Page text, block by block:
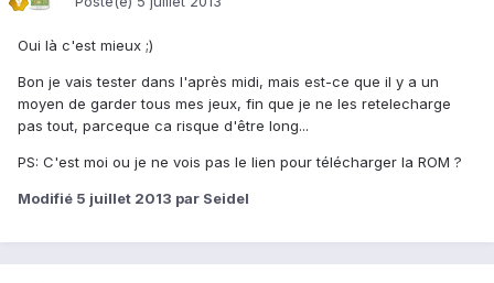
Oui là c'est mieux ;)
Bon je vais tester dans l'après midi, mais est-ce que il y a un
moyen de garder tous mes jeux, fin que je ne les retelecharge
pas tout, parceque ca risque d'être long...
PS: C'est moi ou je ne vois pas le lien pour télécharger la ROM ?
Modifié 5 juillet 2013 par Seidel